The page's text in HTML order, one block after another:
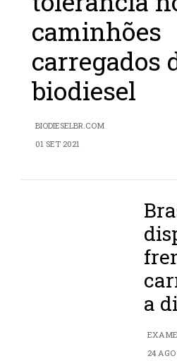
caminhões
carregados
biodiesel
BIODIESELBR.COM
01 SET 2021
a
EXAME
24